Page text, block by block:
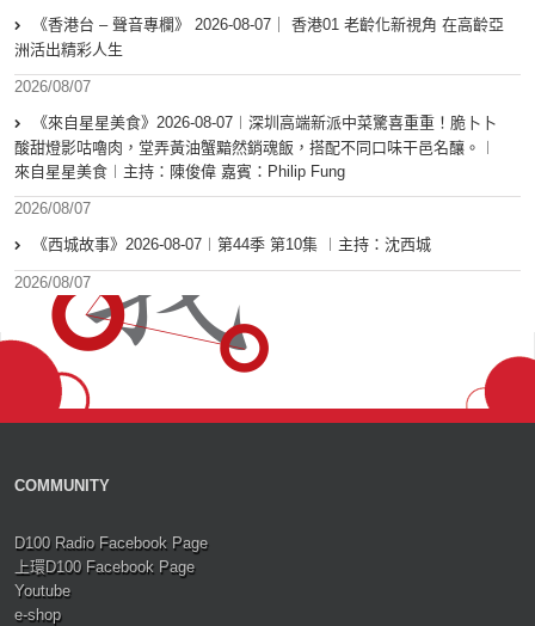
《香港台 – 聲音專欄》 2026-08-07｜ 香港01 老齡化新視角 在高齡亞
洲活出精彩人生
2026/08/07
《來自星星美食》2026-08-07︱深圳高端新派中菜驚喜重重！脆卜卜
酸甜燈影咕嚕肉，堂弄黃油蟹黯然銷魂飯，搭配不同口味干邑名釀。︱
來自星星美食︱主持：陳俊偉 嘉賓：Philip Fung
2026/08/07
《西城故事》2026-08-07︱第44季 第10集 ︱主持：沈西城
2026/08/07
COMMUNITY
D100 Radio Facebook Page
上環D100 Facebook Page
Youtube
e-shop